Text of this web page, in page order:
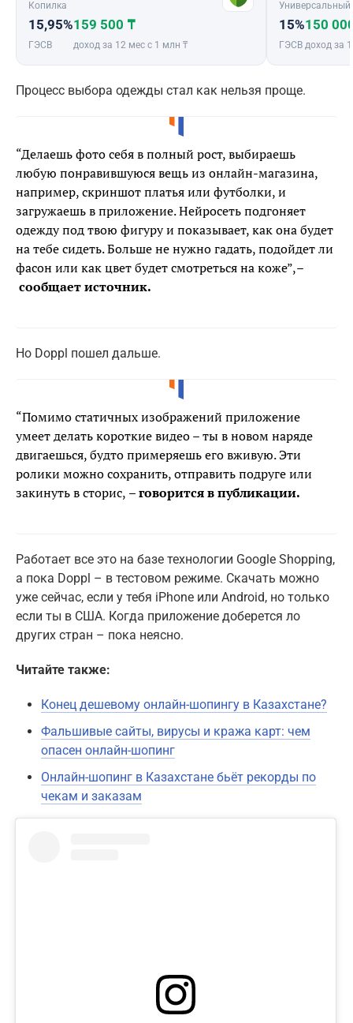
Копилка
15,95%
ГЭСВ
159 500 ₸
доход за 12 мес с 1 млн ₸
Универсальный
15%
ГЭСВ
150
доход за
Процесс выбора одежды стал как нельзя проще.
“Делаешь фото себя в полный рост, выбираешь
любую понравившуюся вещь из онлайн-магазина,
например, скриншот платья или футболки, и
загружаешь в приложение. Нейросеть подгоняет
одежду под твою фигуру и показывает, как она будет
на тебе сидеть. Больше не нужно гадать, подойдет ли
фасон или как цвет будет смотреться на коже”,–
сообщает источник.
Но Doppl пошел дальше.
“Помимо статичных изображений приложение
умеет делать короткие видео – ты в новом наряде
двигаешься, будто примеряешь его вживую. Эти
ролики можно сохранить, отправить подруге или
закинуть в сторис, – говорится в публикации.
Работает все это на базе технологии Google Shopping,
а пока Doppl – в тестовом режиме. Скачать можно
уже сейчас, если у тебя iPhone или Android, но только
если ты в США. Когда приложение доберется ло
других стран – пока неясно.
Читайте также:
Конец дешевому онлайн-шопингу в Казахстане?
Фальшивые сайты, вирусы и кража карт: чем
опасен онлайн-шопинг
Онлайн-шопинг в Казахстане бьёт рекорды по
чекам и заказам